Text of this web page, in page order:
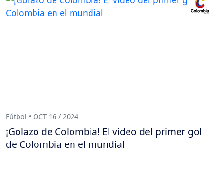
Fútbol • OCT 16 / 2024
¡Golazo de Colombia! El video del primer gol
de Colombia en el mundial